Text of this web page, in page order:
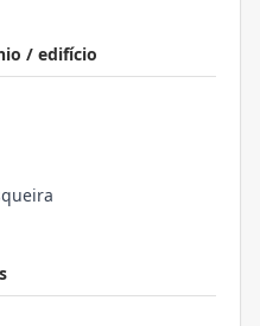
/ edifício